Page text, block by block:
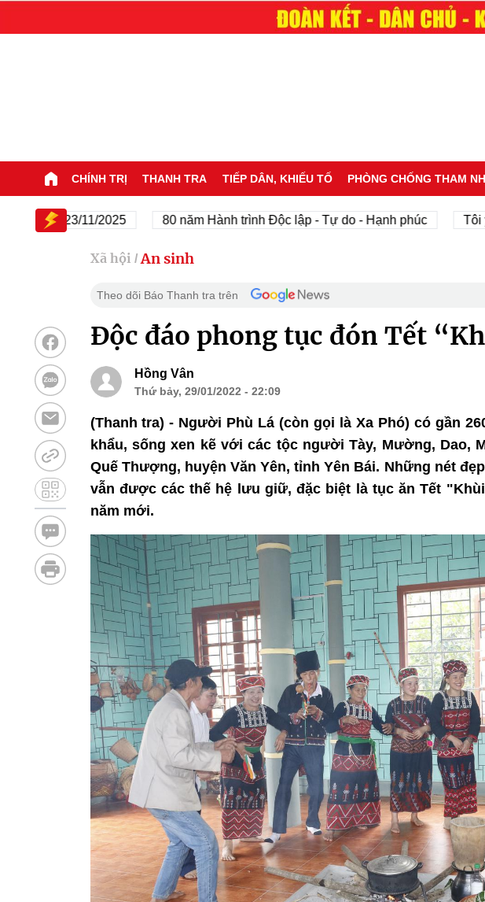
CHÍNH TRỊ THANH TRA TIẾP DÂN, KHIẾU TỐ PHÒNG CHỐNG THAM
- 23/11/2025 80 năm Hành trình Độc lập - Tự do - Hạnh phúc Tôi yêu
Xã hội / An sinh
Theo dõi Báo Thanh tra trên
Độc đáo phong tục đón Tết
Hồng Vân
Thứ bảy, 29/01/2022 - 22:09
(Thanh tra) - Người Phù Lá (còn gọi là Xa Phó) có gần
khẩu, sống xen kẽ với các tộc người Tày, Mường, Dao,
Quế Thượng, huyện Văn Yên, tỉnh Yên Bái. Những nét
vẫn được các thế hệ lưu giữ, đặc biệt là tục ăn Tết
năm mới.